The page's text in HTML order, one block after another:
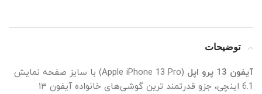
توضیحات
آیفون 13 پرو اپل
(Apple iPhone 13 Pro) با سایز صفحه نمایش
6.1 اینچی، جزو قدرتمند ترین گوشی‌های خانواده آیفون ۱۳